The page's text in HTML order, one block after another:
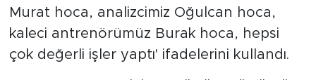
Murat hoca, analizcimiz Oğulcan hoca,
kaleci antrenörümüz Burak hoca, hepsi
çok değerli işler yaptı' ifadelerini kullandı.